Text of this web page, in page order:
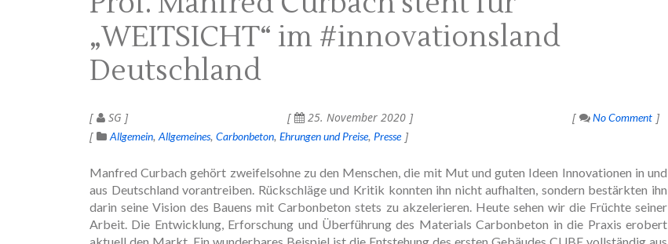
„WEITSICHT“ im #innovationsland
Deutschland
SG 25. November 2020
No Comment
Allgemein Allgemeines Carbonbeton Ehrungen und Preise Presse
Manfred Curbach gehört zweifelsohne zu den Menschen, die mit Mut und guten Ideen Innovationen in und
aus Deutschland vorantreiben. Rückschläge und Kritik konnten ihn nicht aufhalten, sondern bestärkten ihn
darin seine Vision des Bauens mit Carbonbeton stets zu akzelerieren. Heute sehen wir die Früchte seiner
Arbeit. Die Entwicklung, Erforschung und Überführung des Materials Carbonbeton in die Praxis erobert